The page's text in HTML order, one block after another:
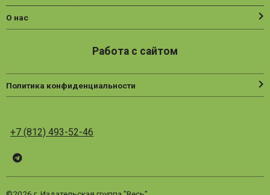
О нас
Работа с сайтом
Политика конфиденциальности
+7 (812) 493-52-46
Telegram